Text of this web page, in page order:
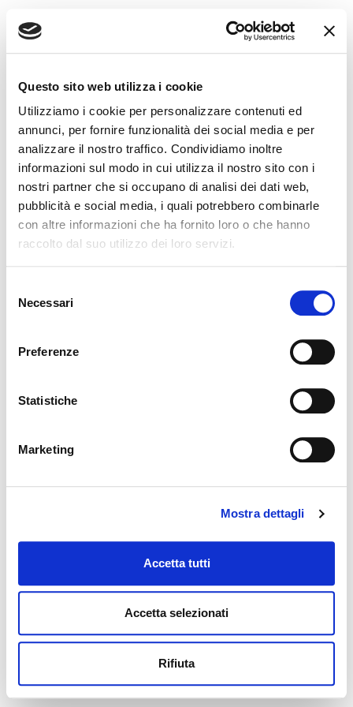
Questo sito web utilizza i cookie
Utilizziamo i cookie per personalizzare contenuti ed
annunci, per fornire funzionalità dei social media e per
analizzare il nostro traffico. Condividiamo inoltre
informazioni sul modo in cui utilizza il nostro sito con i
nostri partner che si occupano di analisi dei dati web,
pubblicità e social media, i quali potrebbero combinarle
con altre informazioni che ha fornito loro o che hanno
raccolto dal suo utilizzo dei loro servizi.
delNecessari
Preferenze
Statistiche
Marketing
Mostra dettagli
Accetta tutti
Accetta selezionati
Rifiuta
Grazie per averci contattato
Un nostro responsabile prenderà in carico la tua richiesta a